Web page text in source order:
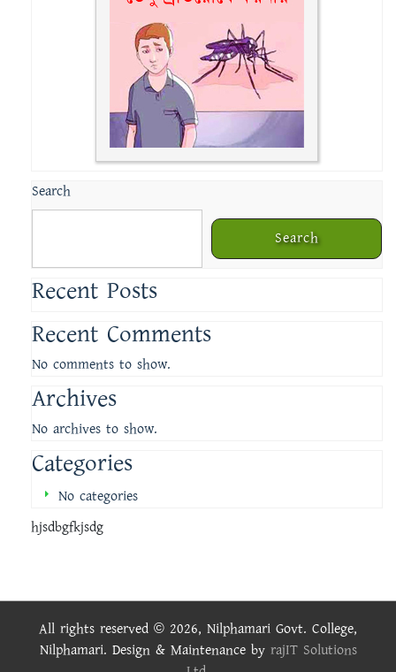
Search
Search
Recent Posts
Recent Comments
No comments to show.
Archives
No archives to show.
Categories
No categories
hjsdbgfkjsdg
All rights reserved © 2026, Nilphamari Govt. College,
Nilphamari. Design & Maintenance by rajIT Solutions